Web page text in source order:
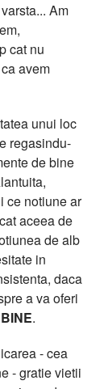
Am
cat nu
avem
unui loc
regasindu-
de bine
ce notiune ar
aceea de
de alb
in
daca
a va oferi
BINE.
- cea
- gratie vietii